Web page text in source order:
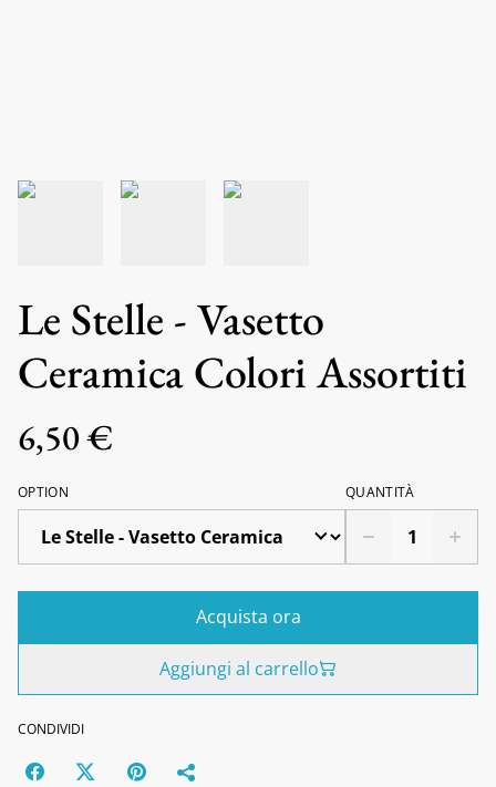
Le Stelle - Vasetto
Ceramica Colori Assortiti
6,50 €
OPTION QUANTITÀ
Acquista ora
Aggiungi al carrello
CONDIVIDI